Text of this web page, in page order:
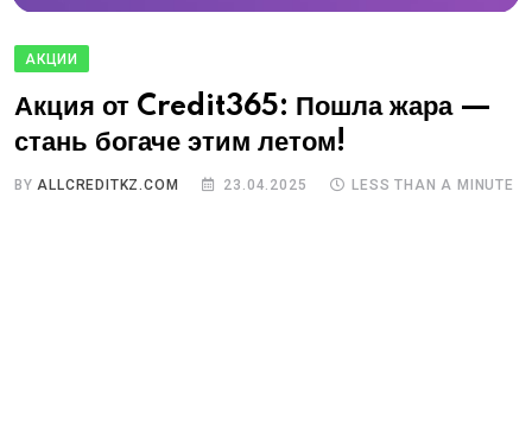
АКЦИИ
Акция от Credit365: Пошла жара —
стань богаче этим летом!
BY ALLCREDITKZ.COM 23.04.2025 LESS THAN A MINUTE